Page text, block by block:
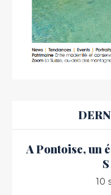
A Pontoise, un
10